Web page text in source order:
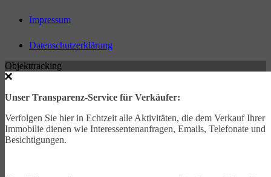
Impressum
Datenschutzerklärung
Objekttracking
Unser Transparenz-Service für Verkäufer:
Verfolgen Sie hier in Echtzeit alle Aktivitäten, die dem Verkauf Ihrer
Immobilie dienen wie Interessentenanfragen, Emails, Telefonate und
Besichtigungen.